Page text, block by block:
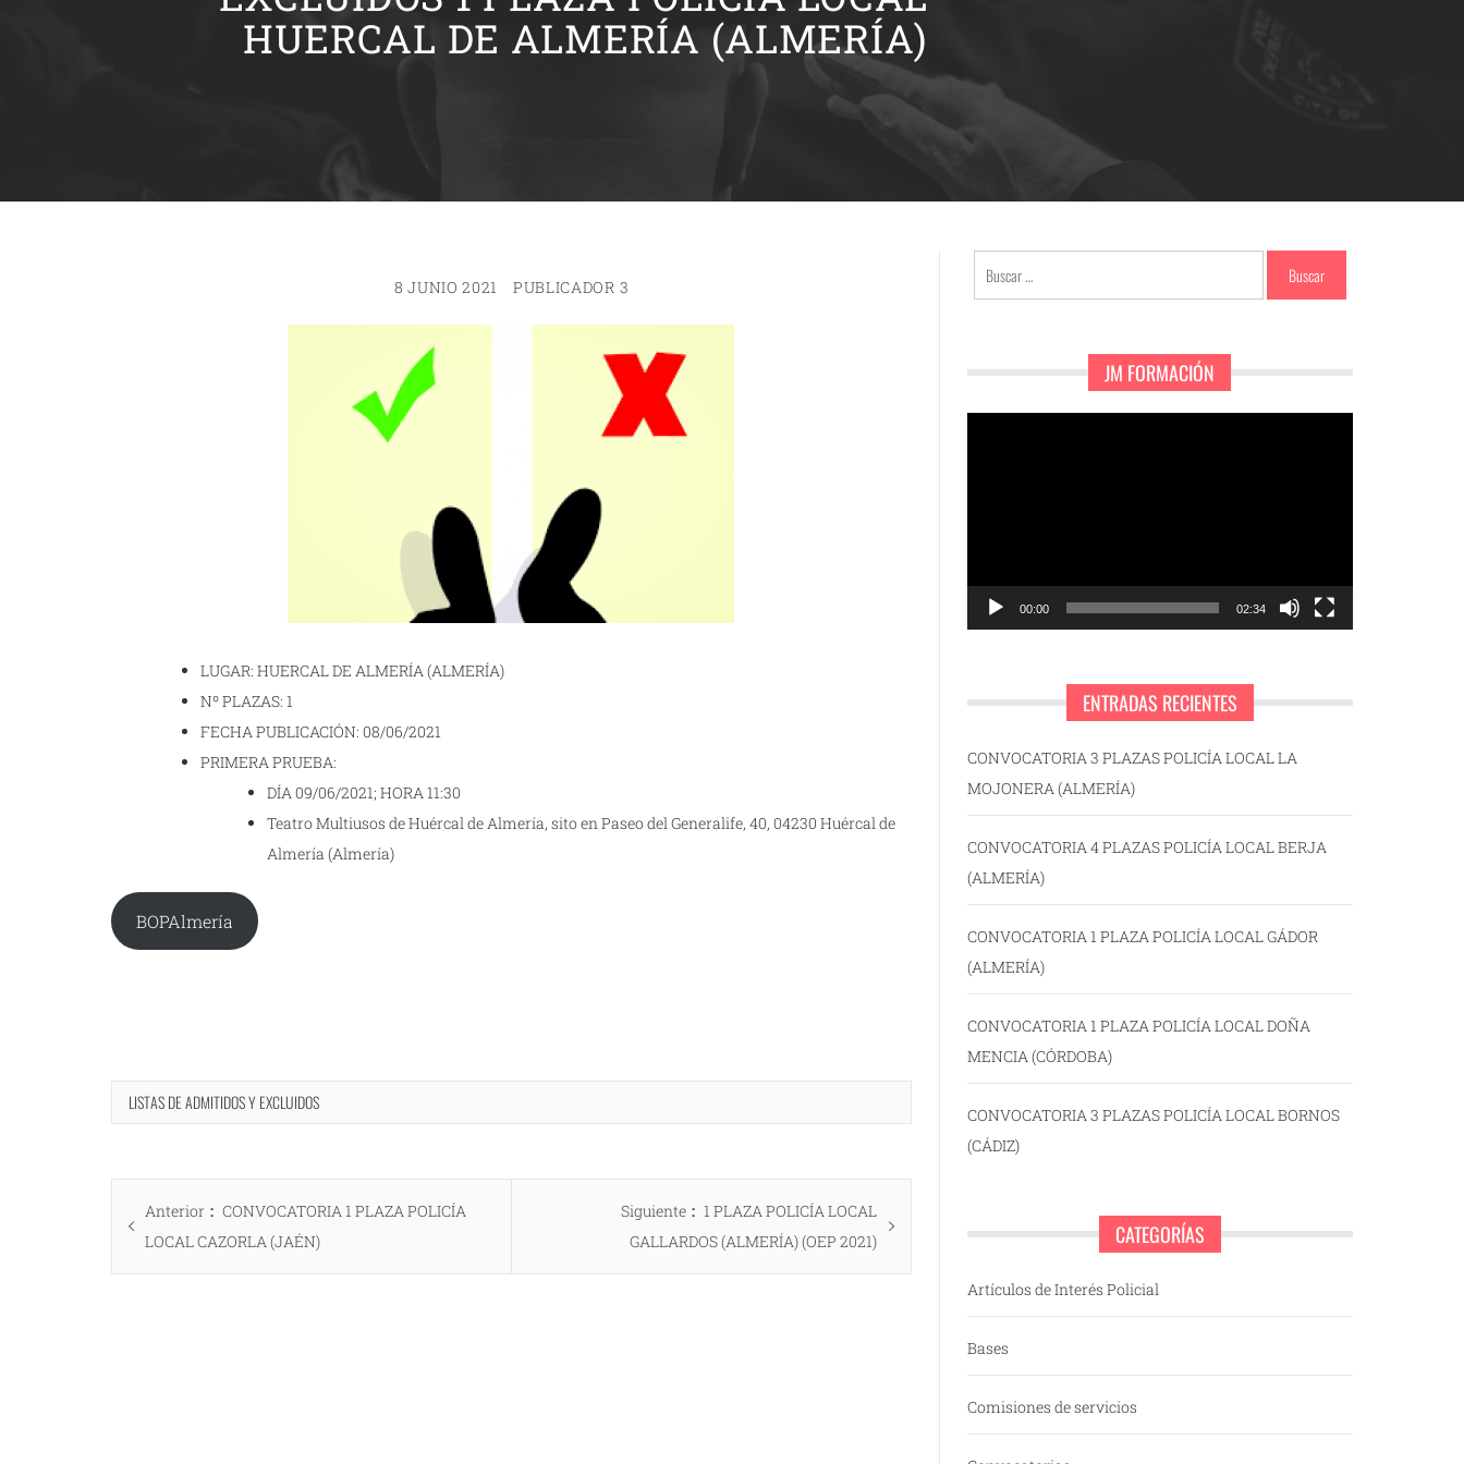
HUERCAL DE ALMERÍA (ALMERÍA)
8 JUNIO 2021 PUBLICADOR 3
LUGAR: HUERCAL DE ALMERÍA (ALMERÍA)
Nº PLAZAS: 1
FECHA PUBLICACIÓN: 08/06/2021
PRIMERA PRUEBA:
DÍA 09/06/2021; HORA 11:30
Teatro Multiusos de Huércal de Almería, sito en Paseo del Generalife, 40, 04230 Huércal de
Almería (Almería)
BOPAlmería
LISTAS DE ADMITIDOS Y EXCLUIDOS
Navegación
de Anterior
Entrada
anterior:
CONVOCATORIA 1 PLAZA POLICÍA
LOCAL CAZORLA (JAÉN)
Siguiente
Entrada
siguiente:
1 PLAZA POLICÍA LOCAL
GALLARDOS (ALMERÍA) (OEP 2021)
Buscar:
JM FORMACIÓN
00:00 02:34
ENTRADAS RECIENTES
CONVOCATORIA 3 PLAZAS POLICÍA LOCAL LA
MOJONERA (ALMERÍA)
CONVOCATORIA 4 PLAZAS POLICÍA LOCAL BERJA
(ALMERÍA)
CONVOCATORIA 1 PLAZA POLICÍA LOCAL GÁDOR
(ALMERÍA)
CONVOCATORIA 1 PLAZA POLICÍA LOCAL DOÑA
MENCIA (CÓRDOBA)
CONVOCATORIA 3 PLAZAS POLICÍA LOCAL BORNOS
(CÁDIZ)
CATEGORÍAS
Artículos de Interés Policial
Bases
Comisiones de servicios